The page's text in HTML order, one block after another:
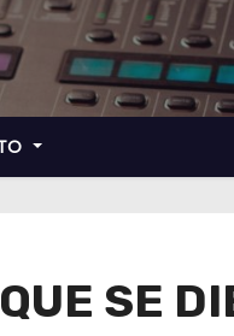
SE